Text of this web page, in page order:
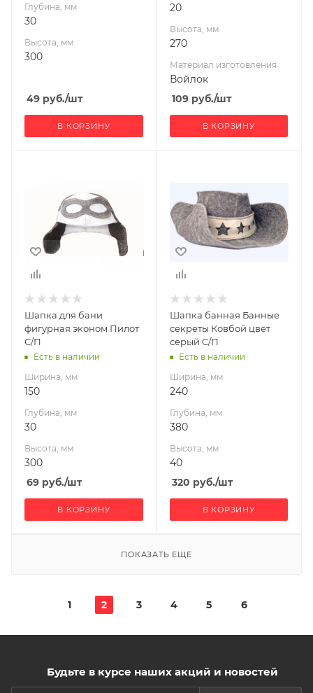
Глубина, мм
30
Высота, мм
300
49 руб./шт
В КОРЗИНУ
20
Высота, мм
270
Материал изготовления
Войлок
109руб./шт
В КОРЗИНУ
Глубина, мм
Высота, мм
300
Шапка для бани
фигурная эконом Пилот
С/П
Есть в наличии
Ширина, мм
150
Глубина, мм
30
Высота, мм
300
69 руб./шт
В КОРЗИНУ
Глубина, мм
380
Высота, мм
40
Шапка банная Банные
секреты Ковбой цвет
серый С/П
Есть в наличии
Ширина, мм
240
Глубина, мм
380
Высота, мм
40
320 руб./шт
В КОРЗИНУ
ПОКАЗАТЬ ЕЩЕ
1 2 3 4 5 6
Будьте в курсе наших акций и новостей